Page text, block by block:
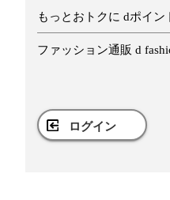
もっとおトクに dポイン
ファッション通販 d
ログイン